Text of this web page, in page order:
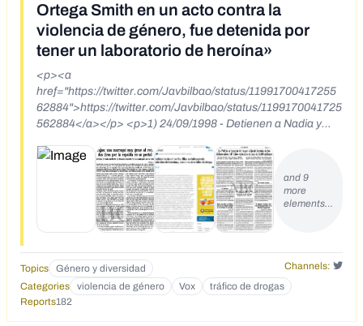
Ortega Smith en un acto contra la
violencia de género, fue detenida por
tener un laboratorio de heroína»
<p><a
href="https://twitter.com/Javbilbao/status/11991700417255
62884">https://twitter.com/Javbilbao/status/1199170041725
562884</a></p> <p>1) 24/09/1998 - Detienen a Nadia y
hero&iacute;na. <a href="https://t.co/B4HLzFWtm7?
amp=1">https://t.co/B4HLzFWtm7?amp=1</a></p> <p>2)
&nbsp;26/09/1998 - Incautaci&oacute;n de 1500 kg de
hero&iacute;na, detienen al jefe del Ali <a
href="http://hemeroteca.abc.es/nav/Navigate.exe/hemerote
.es/nav/Navigate.exe/hemeroteca/madrid/abc/1998/09/26/0
58.html</a></p> <p>3) &nbsp;5/10/1998 - Un iran&iacute;
dispara a Nadia por ajuste de cuentas.</p> <p>___</p>
<p><a
href="https://twitter.com/Absolutexe/status/1199254400881
and 9
more
elements…
Topics Género y diversidad
Channels:
Categories
violencia de género Vox
tráfico de drogas
Reports182